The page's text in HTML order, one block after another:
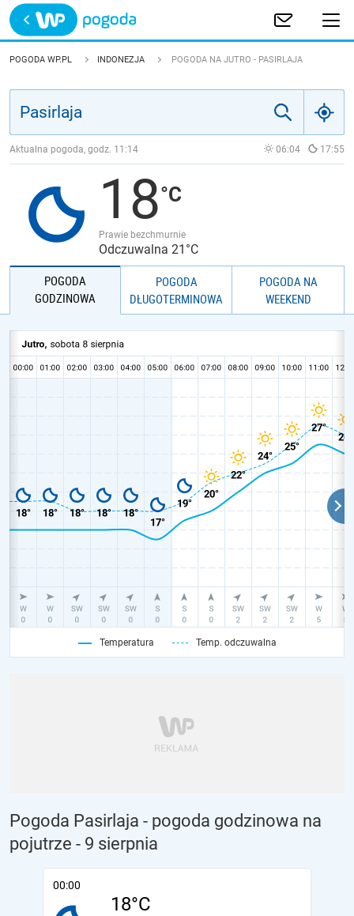
Trwa ładowanie
POLSKA
JAKOŚĆ POWIETRZA
POGODA WP.PL INDONEZJA POGODA NA JUTRO - PASIRLAJA
Aktualna pogoda, godz. 11:14 06:04 17:55
18
Prawie bezchmurnie
Odczuwalna 21°C
POGODA
GODZINOWA
POGODA
DŁUGOTERMINOWA
POGODA NA
WEEKEND
Temperatura Temp. odczuwalna
Pogoda Pasirlaja - pogoda godzinowa na
pojutrze - 9 sierpnia
00:00
18°C